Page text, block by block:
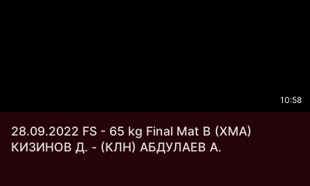
10:58
28.09.2022 FS - 65 kg Final Mat В (ХМА)
КИЗИНОВ Д. - (КЛН) АБДУЛАЕВ А.